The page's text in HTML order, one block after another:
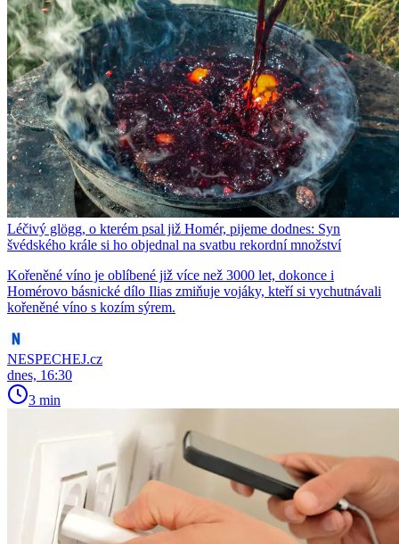
Léčivý glögg, o kterém psal již Homér, pijeme dodnes: Syn
švédského krále si ho objednal na svatbu rekordní množství
Kořeněné víno je oblíbené již více než 3000 let, dokonce i
Homérovo básnické dílo Ilias zmiňuje vojáky, kteří si vychutnávali
kořeněné víno s kozím sýrem.
NESPECHEJ.cz
dnes, 16:30
3 min